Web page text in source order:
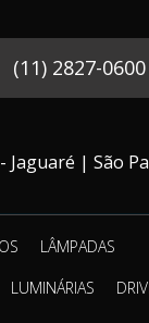
(11) 2827-0600
Jaguaré | São
LÂMPADAS
LUMINÁRIAS